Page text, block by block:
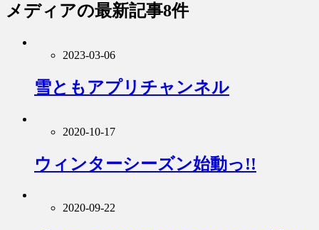
メディアの最新記事8件
2023-03-06
雪ともアプリチャンネル
2020-10-17
ウィンターシーズン始動っ!!
2020-09-22